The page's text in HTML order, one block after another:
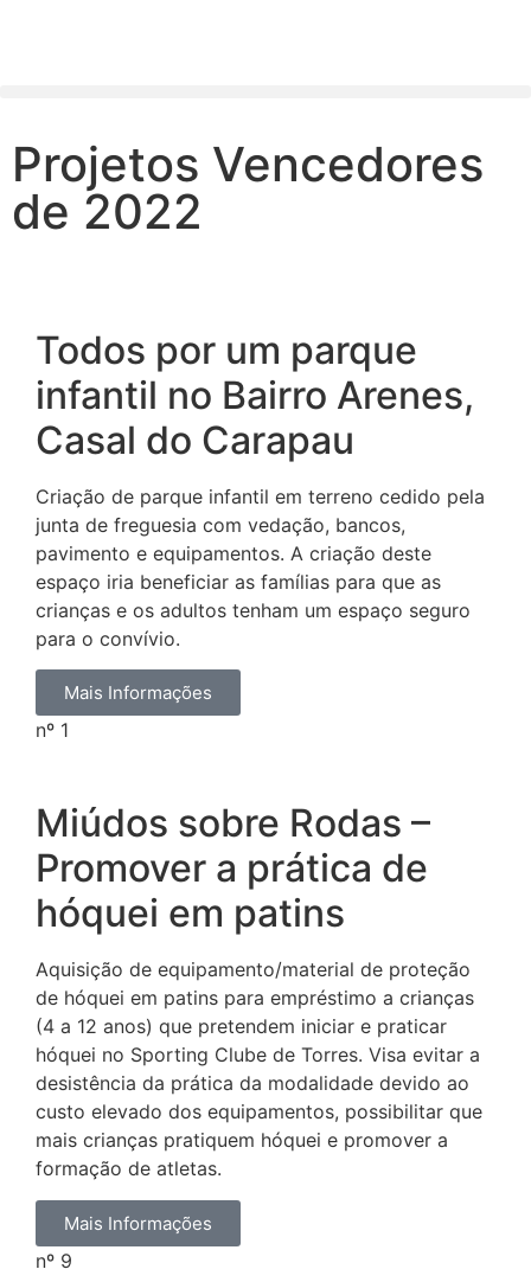
Projetos Vencedores
de 2022
Todos por um parque
infantil no Bairro Arenes,
Casal do Carapau
Criação de parque infantil em terreno cedido pela
junta de freguesia com vedação, bancos,
pavimento e equipamentos. A criação deste
espaço iria beneficiar as famílias para que as
crianças e os adultos tenham um espaço seguro
para o convívio.
Mais Informações
nº 1
Miúdos sobre Rodas –
Promover a prática de
hóquei em patins
Aquisição de equipamento/material de proteção
de hóquei em patins para empréstimo a crianças
(4 a 12 anos) que pretendem iniciar e praticar
hóquei no Sporting Clube de Torres. Visa evitar a
desistência da prática da modalidade devido ao
custo elevado dos equipamentos, possibilitar que
mais crianças pratiquem hóquei e promover a
formação de atletas.
Mais Informações
nº 9